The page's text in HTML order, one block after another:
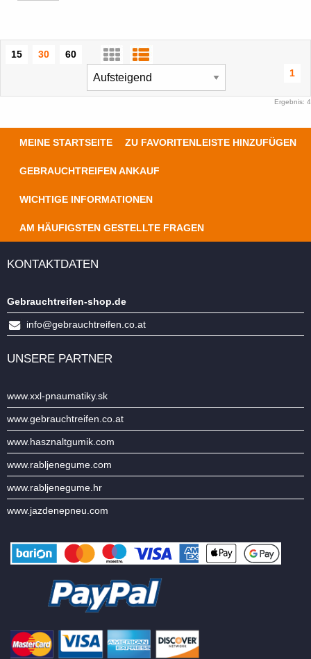
15 30
60
1
Ergebnis: 4
MEINE STARTSEITE ZU FAVORITENLEISTE HINZUFÜGEN
GEBRAUCHTREIFEN ANKAUF
WICHTIGE INFORMATIONEN
AM HÄUFIGSTEN GESTELLTE FRAGEN
KONTAKTDATEN
Gebrauchtreifen-shop.de
info@gebrauchtreifen.co.at
UNSERE PARTNER
www.xxl-pnaumatiky.sk
www.gebrauchtreifen.co.at
www.hasznaltgumik.com
www.rabljenegume.com
www.rabljenegume.hr
www.jazdenepneu.com